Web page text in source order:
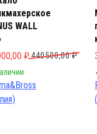
₽.
WALL
440500,00₽
цена
₽
цена: 405900,00 ₽.